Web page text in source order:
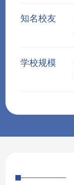
知名校友
学校规模